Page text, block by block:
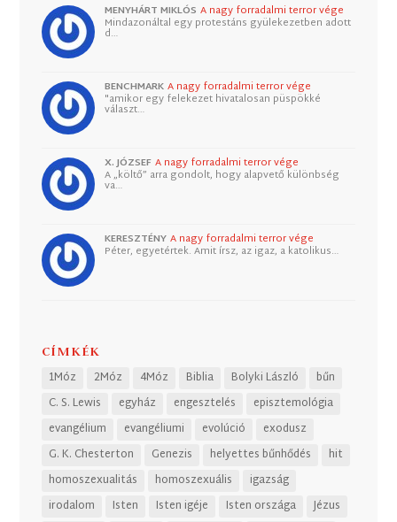
MENYHÁRT MIKLÓS A nagy forradalmi terror vége
Mindazonáltal egy protestáns gyülekezetben adott
d…
BENCHMARK A nagy forradalmi terror vége
"amikor egy felekezet hivatalosan püspökké
választ…
X. JÓZSEF A nagy forradalmi terror vége
A „költő” arra gondolt, hogy alapvető különbség
va…
KERESZTÉNY A nagy forradalmi terror vége
Péter, egyetértek. Amit írsz, az igaz, a katolikus…
CÍMKÉK
1Móz 2Móz 4Móz Biblia Bolyki László
bűn
C. S. Lewis
egyház engesztelés
episztemológia
evangélium
evangéliumi evolúció
exodusz
G. K. Chesterton
Genezis helyettes bűnhődés
hit
homoszexualitás
homoszexuális
igazság
irodalom
Isten Isten igéje Isten országa
Jézus